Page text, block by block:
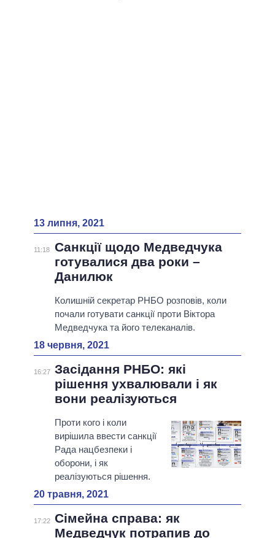
13 липня, 2021
11:18
Санкції щодо Медведчука
готувалися два роки –
Данилюк
Колишній секретар РНБО розповів, коли
почали готувати санкції проти Віктора
Медведчука та його телеканалів.
18 червня, 2021
16:27 Засідання РНБО: які
рішення ухвалювали і як
вони реалізуються
Проти кого і коли
вирішила ввести санкції
Рада нацбезпеки і
оборони, і як
реалізуються рішення.
20 травня, 2021
17:22 Сімейна справа: як
Медведчук потрапив до